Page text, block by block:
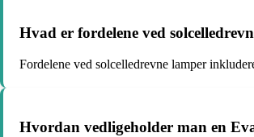
Hvad er fordelene ved
Fordelene ved solcelledrevne lamper
Hvordan vedligeholder man en